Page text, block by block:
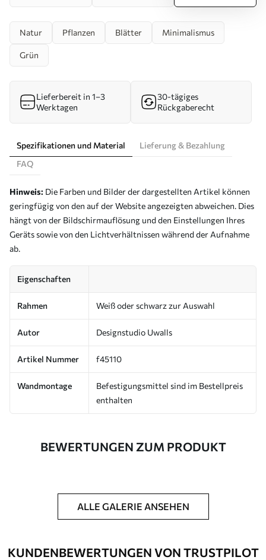
Natur Pflanzen Blätter Minimalismus
Grün
Lieferbereit in 1–3
Werktagen
30-tägiges
Rückgaberecht
Spezifikationen und Material
Lieferung & Bezahlung
FAQ
Hinweis: Die Farben und Bilder der dargestellten Artikel können
geringfügig von den auf der Website angezeigten abweichen. Dies
hängt von der Bildschirmauflösung und den Einstellungen Ihres
Geräts sowie von den Lichtverhältnissen während der Aufnahme
ab.
Eigenschaften
Rahmen Weiß oder schwarz zur Auswahl
Autor Designstudio Uwalls
Artikel Nummer f45110
Wandmontage
Befestigungsmittel sind im Bestellpreis
enthalten
BEWERTUNGEN ZUM PRODUKT
ALLE GALERIE ANSEHEN
KUNDENBEWERTUNGEN VON TRUSTPILOT